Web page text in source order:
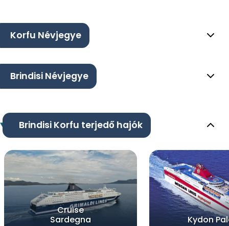
Korfu Névjegye
Brindisi Névjegye
Brindisi Korfu terjedő hajók
Cruise
Sardegna
Kydon